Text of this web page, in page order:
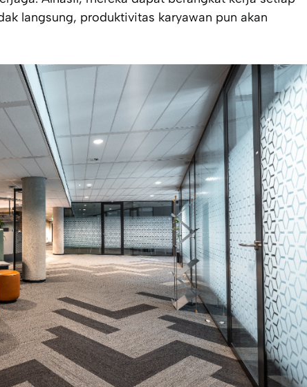
langsung, produktivitas karyawan pun akan